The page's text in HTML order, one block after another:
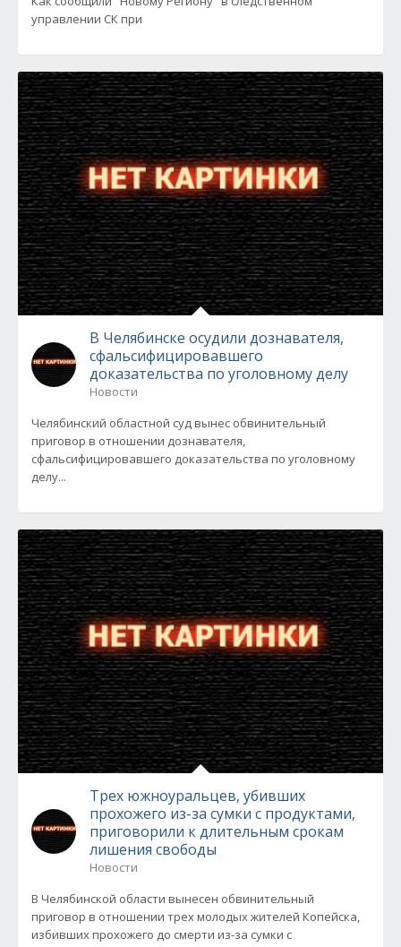
управлении СК при
В Челябинске осудили дознавателя,
сфальсифицировавшего
доказательства по уголовному делу
Новости
Челябинский областной суд вынес обвинительный
приговор в отношении дознавателя,
сфальсифицировавшего доказательства по уголовному
делу...
Трех южноуральцев, убивших
прохожего из-за сумки с продуктами,
приговорили к длительным срокам
лишения свободы
Новости
В Челябинской области вынесен обвинительный
приговор в отношении трех молодых жителей Копейска,
избивших прохожего до смерти из-за сумки с